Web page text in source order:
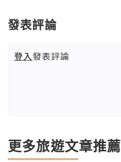
發表評論
登入發表評論
更多旅遊文章推薦